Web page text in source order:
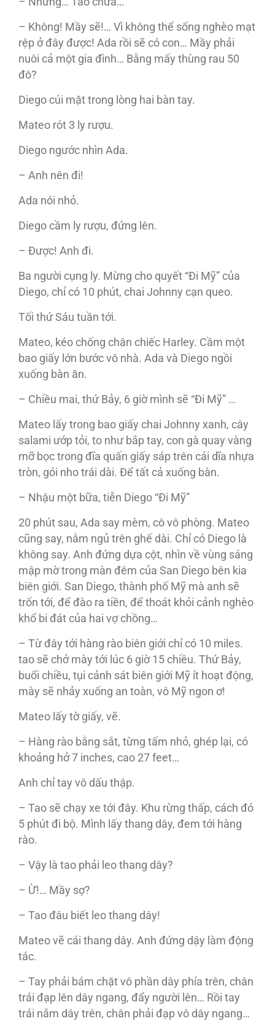
– Không! Mầy sẽ!… Vì không thể sống nghèo mạt
rệp ở đây được! Ada rồi sẽ có con… Mầy phải
nuôi cả một gia đình… Bằng mấy thùng rau 50
đô?
Diego cúi mặt trong lòng hai bàn tay.
Mateo rót 3 ly rượu.
Diego ngước nhìn Ada.
– Anh nên đi!
Ada nói nhỏ.
Diego cầm ly rượu, đứng lên.
– Được! Anh đi.
Ba người cụng ly. Mừng cho quyết “Đi Mỹ” của
Diego, chỉ có 10 phút, chai Johnny cạn queo.
Tối thứ Sáu tuần tới.
Mateo, kéo chống chân chiếc Harley. Cầm một
bao giấy lớn bước vô nhà. Ada và Diego ngồi
xuống bàn ăn.
– Chiều mai, thứ Bảy, 6 giờ mình sẽ “Đi Mỹ” …
Mateo lấy trong bao giấy chai Johnny xanh, cây
salami ướp tỏi, to như bắp tay, con gà quay vàng
mỡ bọc trong đĩa quấn giấy sáp trên cái dĩa nhựa
tròn, gói nho trái dài. Để tất cả xuống bàn.
– Nhậu một bữa, tiễn Diego “Đi Mỹ”
20 phút sau, Ada say mèm, cô vô phòng. Mateo
cũng say, nằm ngủ trên ghế dài. Chỉ có Diego là
không say. Anh đứng dựa cột, nhìn về vùng sáng
mập mờ trong màn đêm của San Diego bên kia
biên giới. San Diego, thành phố Mỹ mà anh sẽ
trốn tới, để đào ra tiền, để thoát khỏi cảnh nghèo
khổ bi đát của hai vợ chồng…
– Từ đây tới hàng rào biên giới chỉ có 10 miles.
tao sẽ chở mày tới lúc 6 giờ 15 chiều. Thứ Bảy,
buổi chiều, tụi cảnh sát biên giới Mỹ ít hoạt động,
mày sẽ nhảy xuống an toàn, vô Mỹ ngon ơ!
Mateo lấy tờ giấy, vẽ.
– Hàng rào bằng sắt, từng tấm nhỏ, ghép lại, có
khoảng hở 7 inches, cao 27 feet…
Anh chỉ tay vô dấu thập.
– Tao sẽ chạy xe tới đây. Khu rừng thấp, cách đó
5 phút đi bộ. Mình lấy thang dây, đem tới hàng
rào.
– Vậy là tao phải leo thang dây?
– Ừ!… Mầy sợ?
– Tao đâu biết leo thang dây!
Mateo vẽ cái thang dây. Anh đứng dậy làm động
tác.
– Tay phải bám chặt vô phần dây phía trên, chân
trái đạp lên dây ngang, đẩy người lên… Rồi tay
trái nắm dây trên, chân phải đạp vô dây ngang…